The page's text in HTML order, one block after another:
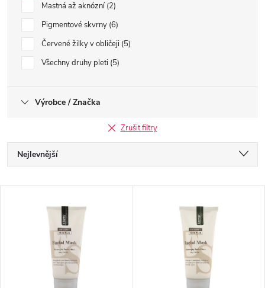
Mastná až aknózní 2
Pigmentové skvrny 6
Červené žilky v obličeji 5
Všechny druhy pleti 5
Výrobce / Značka
Zrušit filtry
Ř
a
Nejlevnější